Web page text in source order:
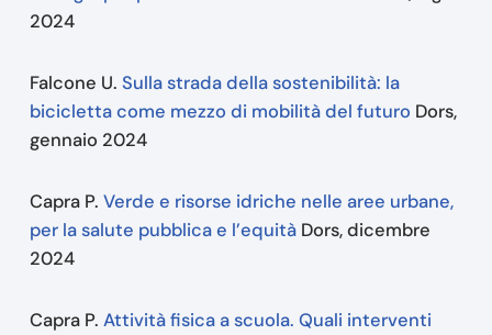
2024
Falcone U. Sulla strada della sostenibilità: la
bicicletta come mezzo di mobilità del futuro Dors,
gennaio 2024
Capra P. Verde e risorse idriche nelle aree urbane,
per la salute pubblica e l’equitàDors, dicembre
2024
Capra P. Attività fisica a scuola. Quali interventi